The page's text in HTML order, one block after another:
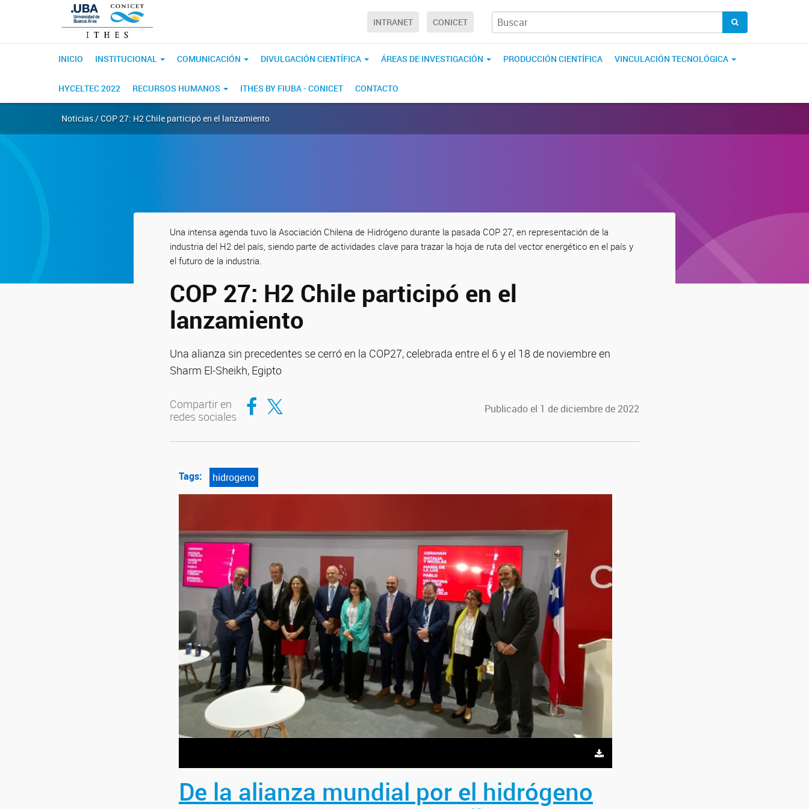
INTRANET CONICET
INICIO INSTITUCIONAL COMUNICACIÓN DIVULGACIÓN CIENTÍFICA ÁREAS DE INVESTIGACIÓN PRODUCCIÓN CIENTÍFICA VINCULACIÓN TECNOLÓGICA
HYCELTEC 2022 RECURSOS HUMANOS ITHES BY FIUBA - CONICET CONTACTO
Noticias / COP 27: H2 Chile participó en el lanzamiento
Una intensa agenda tuvo la Asociación Chilena de Hidrógeno durante la pasada COP 27, en representación de la
industria del H2 del país, siendo parte de actividades clave para trazar la hoja de ruta del vector energético en el país y
el futuro de la industria.
COP 27: H2 Chile participó en el
lanzamiento
Una alianza sin precedentes se cerró en la COP27, celebrada entre el 6 y el 18 de noviembre en
Sharm El-Sheikh, Egipto
Compartir en
redes sociales
Compartir en Facebook
Compartir en Twitter Publicado el 1 de diciembre de 2022
Tags: hidrogeno
De la alianza mundial por el hidrógeno